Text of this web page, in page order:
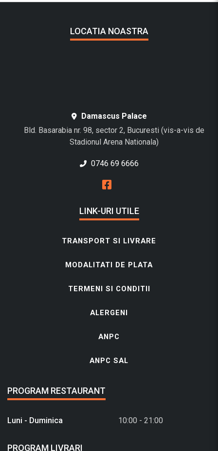
LOCATIA NOASTRA
Damascus Palace
Bld. Basarabia nr. 98, sector 2, Bucuresti (vis-a-vis de
Stadionul Arena Nationala)
0746 69 6666
LINK-URI UTILE
TRANSPORT SI LIVRARE
MODALITATI DE PLATA
TERMENI SI CONDITII
ALERGENI
ANPC
ANPC SAL
PROGRAM RESTAURANT
Luni - Duminica 10:00 - 21:00
PROGRAM LIVRARI